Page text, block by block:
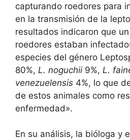
capturando roedores para
en la transmisión de la
resultados indicaron que
roedores estaban
especies del género
80%, L. noguchii 9%, L.
venezuelensis 4%, lo que
de estos animales como
enfermedad».
En su análisis, la bióloga y